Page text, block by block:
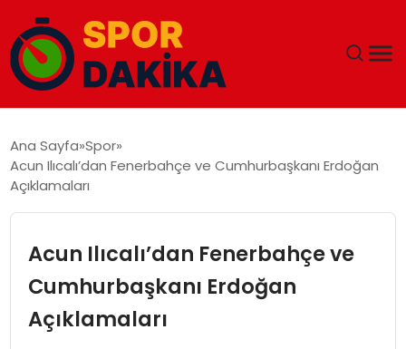
GÜNDEM
EKONOMI
Ana Sayfa Spor
Acun Ilıcalı’dan Fenerbahçe ve Cumhurbaşkanı Erdoğan
Açıklamaları
Acun Ilıcalı’dan Fenerbahçe ve
Cumhurbaşkanı Erdoğan
Açıklamaları